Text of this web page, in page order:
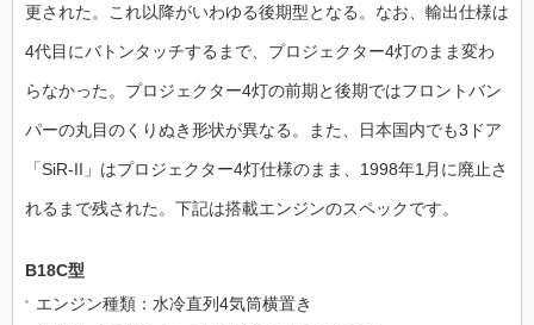
更された。これ以降がいわゆる後期型となる。なお、輸出仕様は
4代目にバトンタッチするまで、プロジェクター4灯のまま変わ
らなかった。プロジェクター4灯の前期と後期ではフロントバン
パーの丸目のくりぬき形状が異なる。また、日本国内でも3ドア
「SiR-II」はプロジェクター4灯仕様のまま、1998年1月に廃止さ
れるまで残された。下記は搭載エンジンのスペックです。
B18C型
エンジン種類：水冷直列4気筒横置き